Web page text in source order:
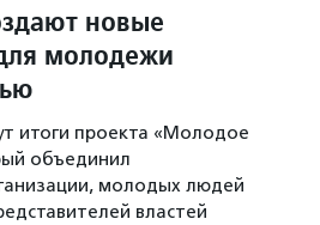
новые
молодежи
итоги проекта «Молодое
объединил
молодых людей
властей